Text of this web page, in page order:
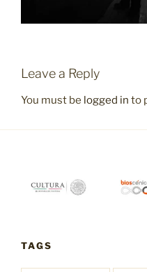
Leave a Reply
You must be logged in to
TAGS